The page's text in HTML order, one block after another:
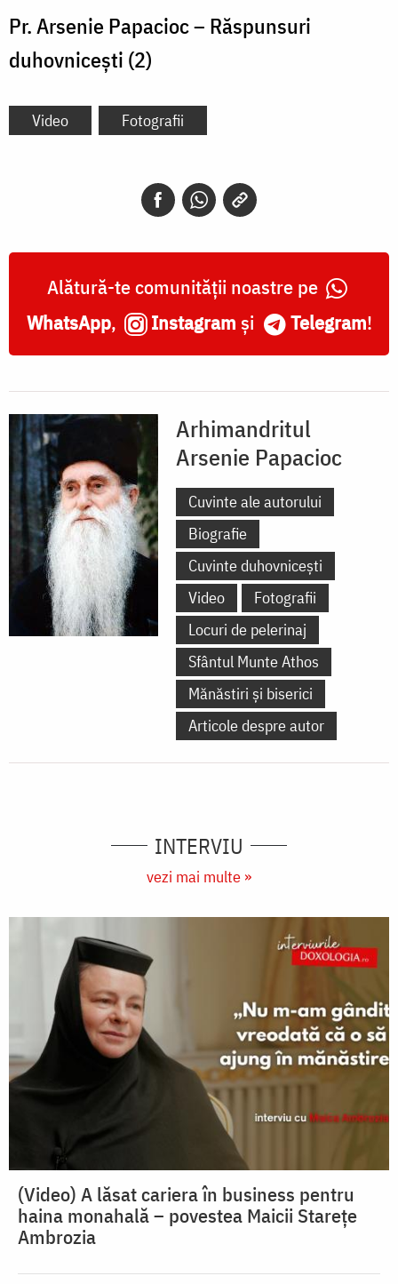
Pr. Arsenie Papacioc – Răspunsuri
duhovnicești (2)
Video Fotografii
Alătură-te comunității noastre pe
WhatsApp, Instagram și Telegram!
Arhimandritul
Arsenie Papacioc
Cuvinte ale autorului
Biografie
Cuvinte duhovnicești
Video
Fotografii
Locuri de pelerinaj
Sfântul Munte Athos
Mănăstiri și biserici
Articole despre autor
INTERVIU
vezi mai multe »
(Video) A lăsat cariera în business pentru
haina monahală – povestea Maicii Starețe
Ambrozia